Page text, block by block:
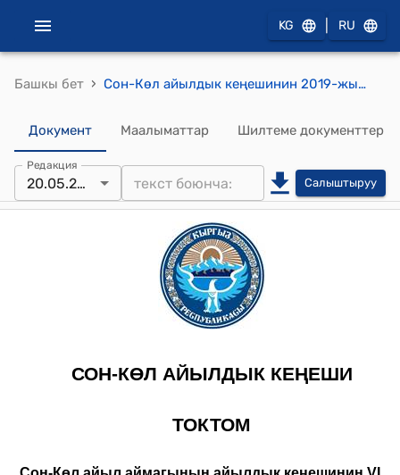
KG RU
Башкы бет › Сон-Көл айылдык кеңешинин 2019-жылдын 20-майындагы № 25/2 "Сон-Көл айыл өкмөтүндө АРИС программасы менен курулуучу ветеринардык клиникага өздүк салым бөлүү жөнүндө" токтому
Документ Маалыматтар Шилтеме документтер
Редакция
20.05.2019 Салыштыруу